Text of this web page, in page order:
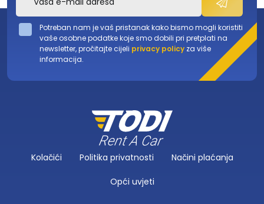
Potreban nam je vaš pristanak kako bismo mogli koristiti
vaše osobne podatke koje smo dobili pri pretplati na
newsletter, pročitajte cijeli privacy policy za više
informacija.
Kolačići Politika privatnosti Načini plaćanja
Opći uvjeti